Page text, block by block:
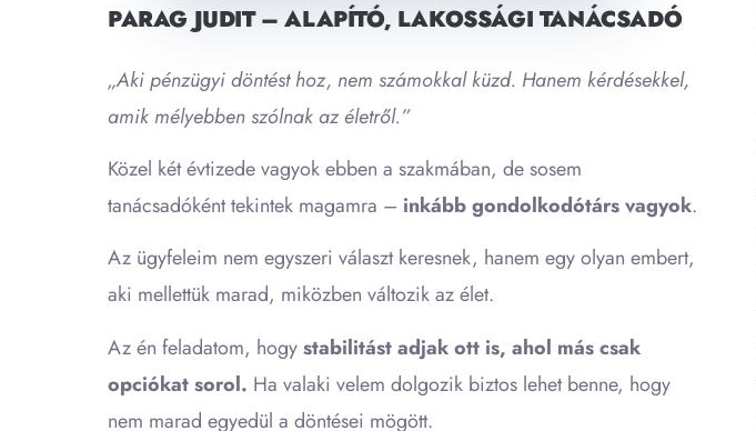
PARAG JUDIT – ALAPÍTÓ, LAKOSSÁGI TANÁCSADÓ
„Aki pénzügyi döntést hoz, nem számokkal küzd. Hanem kérdésekkel,
amik mélyebben szólnak az életről.”
Közel két évtizede vagyok ebben a szakmában, de sosem
tanácsadóként tekintek magamra – inkább gondolkodótárs vagyok.
Az ügyfeleim nem egyszeri választ keresnek, hanem egy olyan embert,
aki mellettük marad, miközben változik az élet.
Az én feladatom, hogystabilitást adjak ott is, ahol más csak
opciókat sorol. Ha valaki velem dolgozik biztos lehet benne, hogy
nem marad egyedül a döntései mögött.